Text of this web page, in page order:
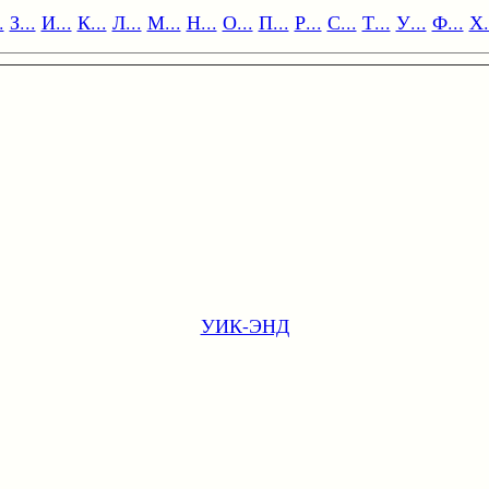
З... И... К... Л... М... Н... О... П... Р... С... Т... У... Ф...
УИК-ЭНД